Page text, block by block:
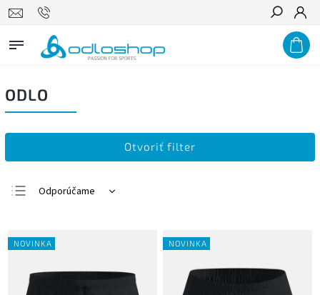
Hľadať
ODLO
Otvoriť filter
Odporúčame
Najdrahšie
NOVINKA NOVINKA